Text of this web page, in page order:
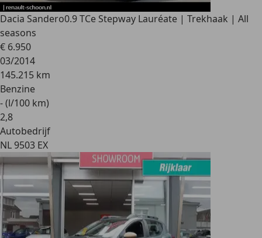
Dacia Sandero0.9 TCe Stepway Lauréate | Trekhaak | All
seasons
€ 6.950
03/2014
145.215 km
Benzine
- (l/100 km)
2,8
Autobedrijf
NL 9503 EX